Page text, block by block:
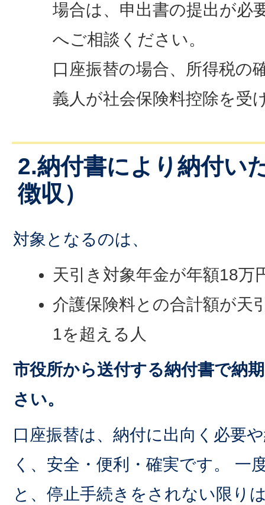
場合は、申出書の提出が必
へご相談ください。
口座振替の場合、所得税の
義人が社会保険料控除を受
2.納付書により納付い
徴収）
対象となるのは、
天引き対象年金が年額18万
介護保険料との合計額が天
1を超える人
市役所から送付する納付書で納
さい。
口座振替は、納付に出向く必要
く、安全・便利・確実です。 一
と、停止手続きをされない限り